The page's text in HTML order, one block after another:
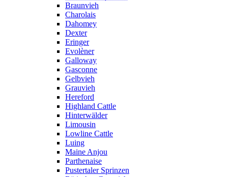
Braunvieh
Charolais
Dahomey
Dexter
Eringer
Evolèner
Galloway
Gasconne
Gelbvieh
Grauvieh
Hereford
Highland Cattle
Hinterwälder
Limousin
Lowline Cattle
Luing
Maine Anjou
Parthenaise
Pustertaler Sprinzen